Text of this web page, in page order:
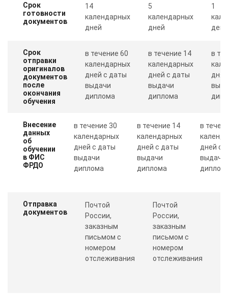
Срок
готовности
документов
14
календарных
дней
5
календарных
дней
1
день
Срок
отправки
оригиналов
документов
после
окончания
обучения
в течение 60
календарных
дней с даты
выдачи
диплома
в течение 14
календарных
дней с даты
выдачи
диплома
в
дня
Внесение
данных
об
обучении
в ФИС
ФРДО
в течение 30
календарных
дней с даты
выдачи
диплома
в течение 14
календарных
дней с даты
выдачи
диплома
в
дней с
выдачи
Отправка
документов
Почтой
России,
заказным
письмом с
номером
отслеживания
Почтой
России,
заказным
письмом с
номером
отслеживания